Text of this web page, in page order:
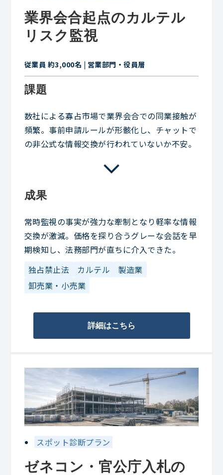
業界会合起点のカルテル
リスク監視
従業員 約3,000名 | 営業部門・役員層
課題
数社による寡占市場で業界会合での同業接触が
頻繁。事前申請ルールが形骸化し、チャットで
の非公式な情報交換が行われていないか不安。
成果
常時監視の事実が強力な牽制となり軽率な情報
交換が激減。価格を探り合うグレーな会話を早
期検知し、法務部門が直ちに介入できた。
独占禁止法
カルテル
製造業
卸売業・小売業
詳細はこちら
スポット診断プラン
ゼネコン・官公庁入札の